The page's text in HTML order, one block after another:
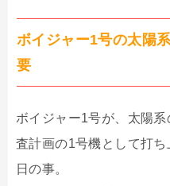
ボイジャー1号の太陽
要
ボイジャー1号が、太陽
査計画の1号機として打
日の事。